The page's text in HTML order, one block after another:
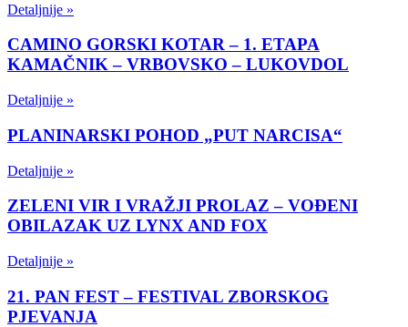
Detaljnije »
CAMINO GORSKI KOTAR – 1. ETAPA
KAMAČNIK – VRBOVSKO – LUKOVDOL
Detaljnije »
PLANINARSKI POHOD „PUT NARCISA“
Detaljnije »
ZELENI VIR I VRAŽJI PROLAZ – VOĐENI
OBILAZAK UZ LYNX AND FOX
Detaljnije »
21. PAN FEST – FESTIVAL ZBORSKOG
PJEVANJA